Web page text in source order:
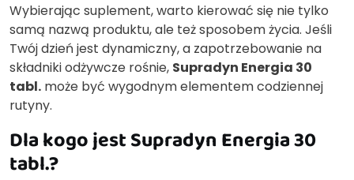
Wybierając suplement, warto kierować się nie tylko
samą nazwą produktu, ale też sposobem życia. Jeśli
Twój dzień jest dynamiczny, a zapotrzebowanie na
składniki odżywcze rośnie, Supradyn Energia 30
tabl. może być wygodnym elementem codziennej
rutyny.
Dla kogo jest Supradyn Energia 30
tabl.?